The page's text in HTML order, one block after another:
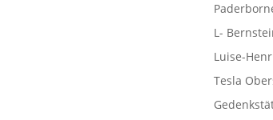
L-
Luise-
Tesla